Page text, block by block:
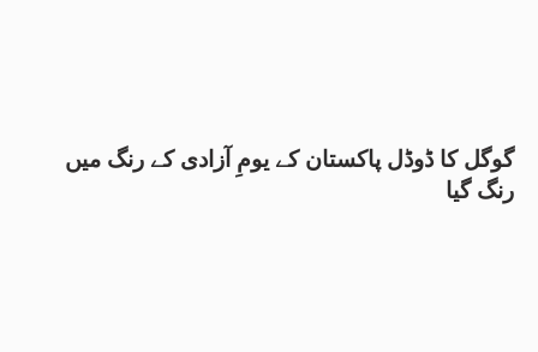
گوگل کا ڈوڈل پاکستان کے یومِ آزادی کے رنگ میں
رنگ گیا